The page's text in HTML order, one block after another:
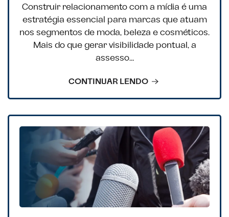
Construir relacionamento com a mídia é uma
estratégia essencial para marcas que atuam
nos segmentos de moda, beleza e cosméticos.
Mais do que gerar visibilidade pontual, a
assesso…
CONTINUAR LENDO